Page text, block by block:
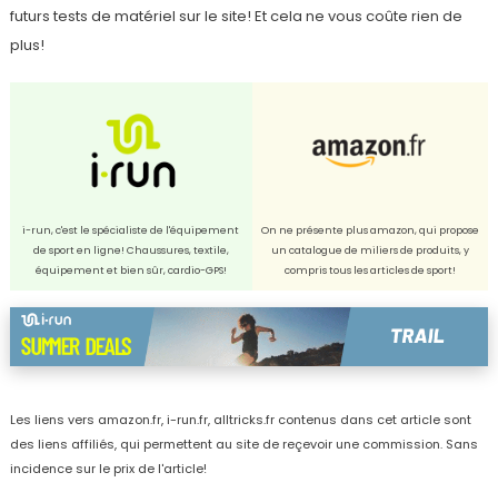
futurs tests de matériel sur le site! Et cela ne vous coûte rien de
plus!
i-run, c'est le spécialiste de l'équipement
de sport en ligne! Chaussures, textile,
équipement et bien sûr, cardio-GPS!
On ne présente plus amazon, qui propose
un catalogue de miliers de produits, y
compris tous les articles de sport!
Les liens vers amazon.fr, i-run.fr, alltricks.fr contenus dans cet article sont
des liens affiliés, qui permettent au site de reçevoir une commission. Sans
incidence sur le prix de l'article!